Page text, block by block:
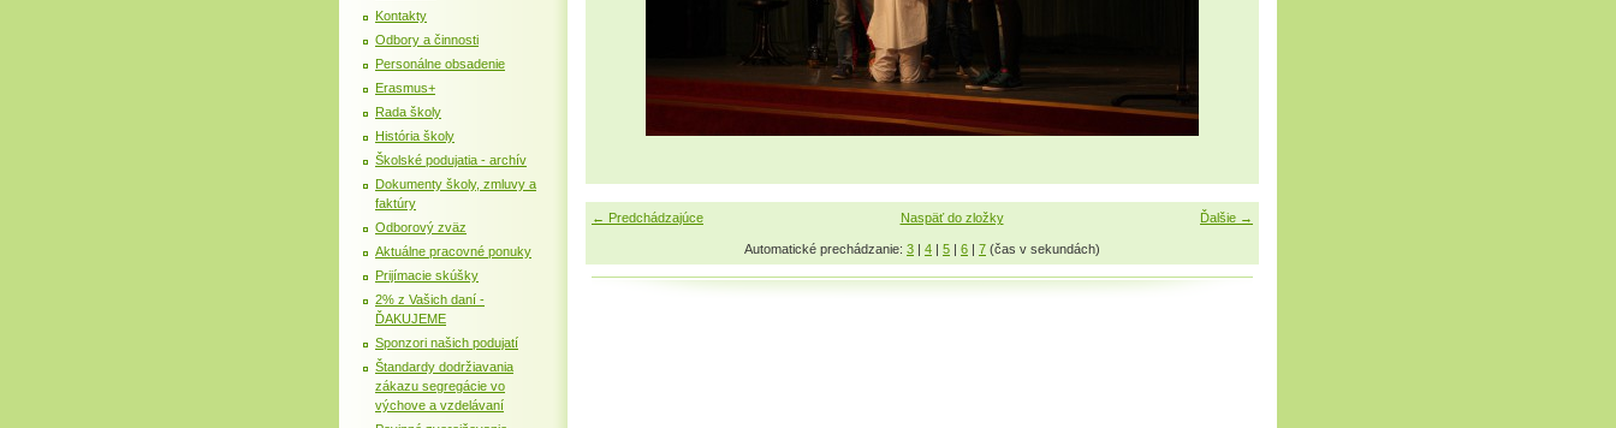
← Predchádzajúce Ďalšie →
Naspäť do zložky
Automatické prechádzanie: 3 | 4 | 5 | 6 | 7 (čas v sekundách)
Kontakty
Odbory a činnosti
Personálne obsadenie
Erasmus+
Rada školy
História školy
Školské podujatia - archív
Dokumenty školy, zmluvy a
faktúry
Odborový zväz
Aktuálne pracovné ponuky
Prijímacie skúšky
2% z Vašich daní -
ĎAKUJEME
Sponzori našich podujatí
Štandardy dodržiavania
zákazu segregácie vo
výchove a vzdelávaní